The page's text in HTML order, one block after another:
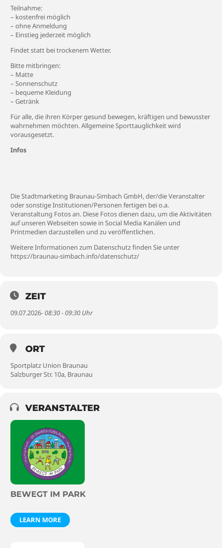
Teilnahme:
– kostenfrei möglich
– ohne Anmeldung
– Einstieg jederzeit möglich
Findet statt bei trockenem Wetter.
Bitte mitbringen:
– Matte
– Sonnenschutz
– bequeme Kleidung
– Getränk
Für alle, die ihren Körper gesund bewegen, kräftigen und bewusster
wahrnehmen möchten. Allgemeine Sporttauglichkeit wird
vorausgesetzt.
Infos
Die Stadtmarketing Braunau-Simbach GmbH, der/die Veranstalter
oder sonstige Institutionen/Personen fertigen bei o.a.
Veranstaltung Fotos an. Diese Fotos dienen dazu, um die Aktivitäten
auf unseren Webseiten sowie in Social Media Kanälen und
Printmedien darzustellen und zu veröffentlichen.
Weitere Informationen zum Datenschutz finden Sie unter
https://braunau-simbach.info/datenschutz/
ZEIT
09.07.2026- 08:30 - 09:30 Uhr
ORT
Sportplatz Union Braunau
Salzburger Str. 10a, Braunau
VERANSTALTER
BEWEGT IM PARK
LEARN MORE